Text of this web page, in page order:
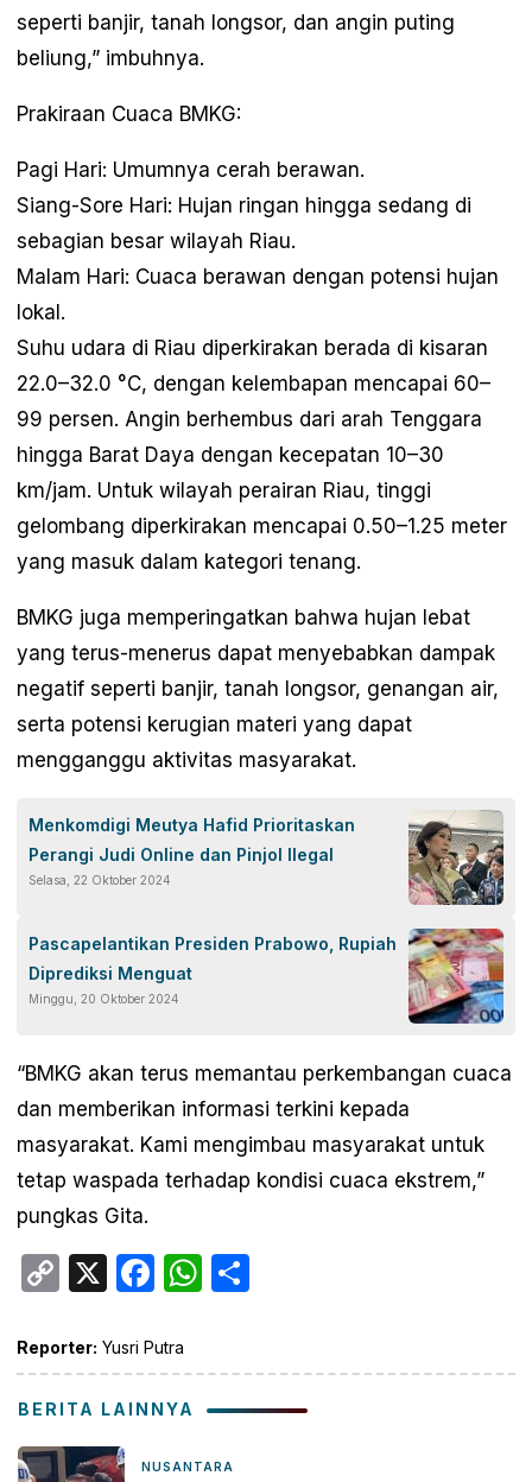
seperti banjir, tanah longsor, dan angin puting
beliung,” imbuhnya.
Prakiraan Cuaca BMKG:
Pagi Hari: Umumnya cerah berawan.
Siang-Sore Hari: Hujan ringan hingga sedang di
sebagian besar wilayah Riau.
Malam Hari: Cuaca berawan dengan potensi hujan
lokal.
Suhu udara di Riau diperkirakan berada di kisaran
22.0–32.0 °C, dengan kelembapan mencapai 60–
99 persen. Angin berhembus dari arah Tenggara
hingga Barat Daya dengan kecepatan 10–30
km/jam. Untuk wilayah perairan Riau, tinggi
gelombang diperkirakan mencapai 0.50–1.25 meter
yang masuk dalam kategori tenang.
BMKG juga memperingatkan bahwa hujan lebat
yang terus-menerus dapat menyebabkan dampak
negatif seperti banjir, tanah longsor, genangan air,
serta potensi kerugian materi yang dapat
mengganggu aktivitas masyarakat.
Menkomdigi Meutya Hafid Prioritaskan
Perangi Judi Online dan Pinjol Ilegal
Selasa, 22 Oktober 2024
Pascapelantikan Presiden Prabowo, Rupiah
Diprediksi Menguat
Minggu, 20 Oktober 2024
“BMKG akan terus memantau perkembangan cuaca
dan memberikan informasi terkini kepada
masyarakat. Kami mengimbau masyarakat untuk
tetap waspada terhadap kondisi cuaca ekstrem,”
pungkas Gita.
Copy
X Facebook
WhatsApp
Reporter: Yusri Putra
BERITA LAINNYA
NUSANTARA